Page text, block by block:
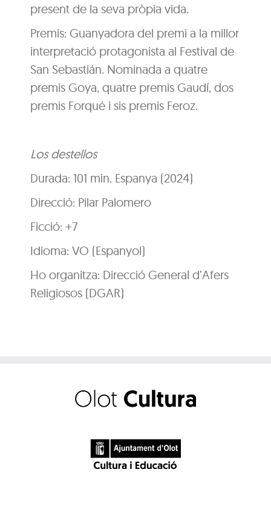
present de la seva pròpia vida.
Premis: Guanyadora del premi a la millor
interpretació protagonista al Festival de
San Sebastián. Nominada a quatre
premis Goya, quatre premis Gaudí, dos
premis Forqué i sis premis Feroz.
Los destellos
Durada: 101 min. Espanya (2024)
Direcció: Pilar Palomero
Ficció: +7
Idioma: VO (Espanyol)
Ho organitza: Direcció General d’Afers
Religiosos (DGAR)